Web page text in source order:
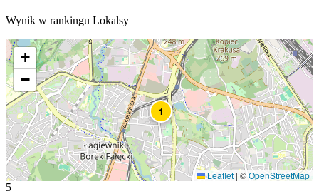
Wynik w rankingu Lokalsy
1
+
−
Leaflet | ©OpenStreetMap
5